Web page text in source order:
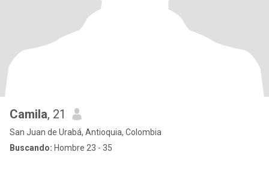
Camila, 21
San Juan de Urabá, Antioquia, Colombia
Buscando: Hombre 23 - 35